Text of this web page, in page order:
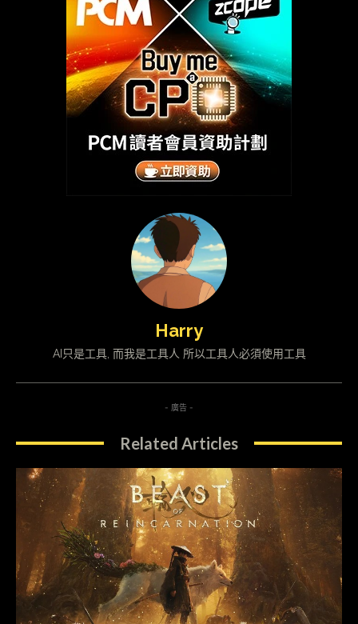
Harry
AI只是工具, 而我是工具人 所以工具人必須使用工具
- 廣告 -
Related Articles